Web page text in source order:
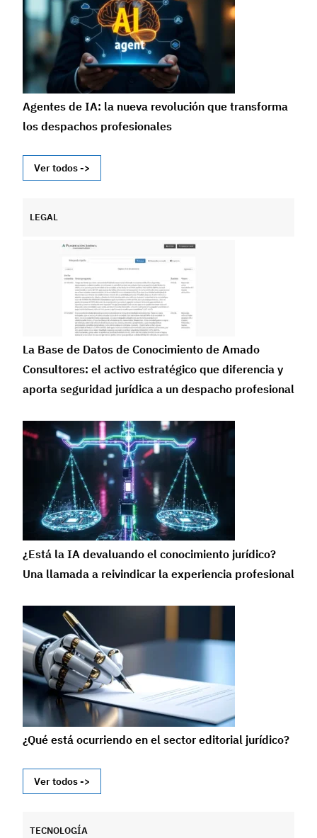
Agentes de IA: la nueva revolución que transforma
los despachos profesionales
Ver todos ->
LEGAL
La Base de Datos de Conocimiento de Amado
Consultores: el activo estratégico que diferencia y
aporta seguridad jurídica a un despacho profesional
¿Está la IA devaluando el conocimiento jurídico?
Una llamada a reivindicar la experiencia profesional
¿Qué está ocurriendo en el sector editorial jurídico?
Ver todos ->
TECNOLOGÍA